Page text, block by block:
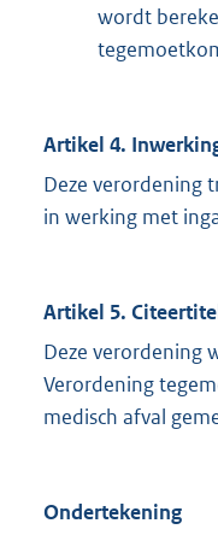
wordt
Artikel 4.
Deze verordening
in werking met
Artikel 5.
Deze verordening
Verordening
medisch afval
Ondertekening